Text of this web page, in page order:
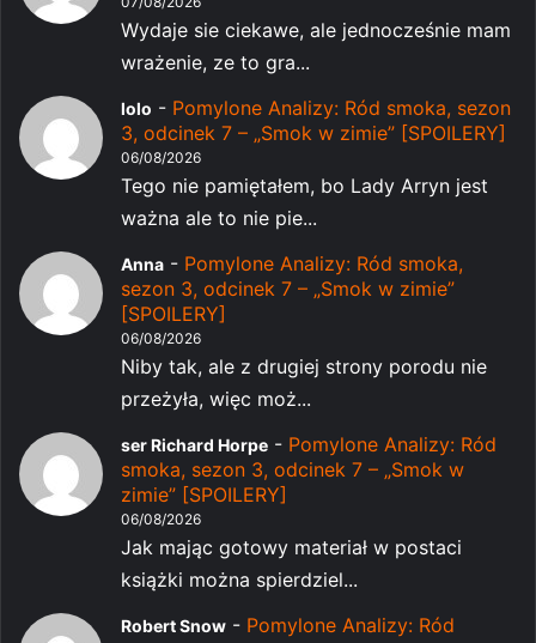
Wydaje sie ciekawe, ale jednocześnie mam
wrażenie, ze to gra...
lolo - Pomylone Analizy: Ród smoka, sezon
3, odcinek 7 – „Smok w zimie” [SPOILERY]
06/08/2026
Tego nie pamiętałem, bo Lady Arryn jest
ważna ale to nie pie...
Anna - Pomylone Analizy: Ród smoka,
sezon 3, odcinek 7 – „Smok w zimie”
[SPOILERY]
06/08/2026
Niby tak, ale z drugiej strony porodu nie
przeżyła, więc moż...
ser Richard Horpe - Pomylone Analizy: Ród
smoka, sezon 3, odcinek 7 – „Smok w
zimie” [SPOILERY]
06/08/2026
Jak mając gotowy materiał w postaci
książki można spierdziel...
Robert Snow - Pomylone Analizy: Ród